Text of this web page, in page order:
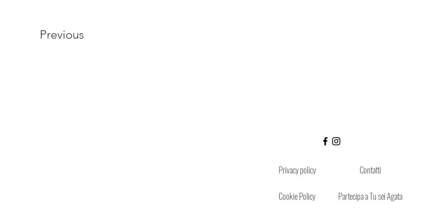
Previous
Privacy policy Contatti
Cookie Policy Partecipa a Tu sei Agata